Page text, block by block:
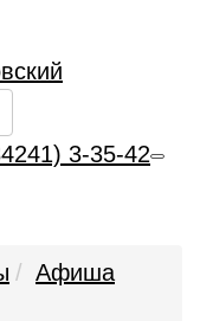
3-35-42
Афиша